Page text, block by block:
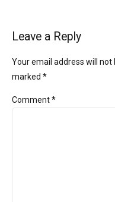
Leave a Reply
Your email address will not
marked *
Comment*